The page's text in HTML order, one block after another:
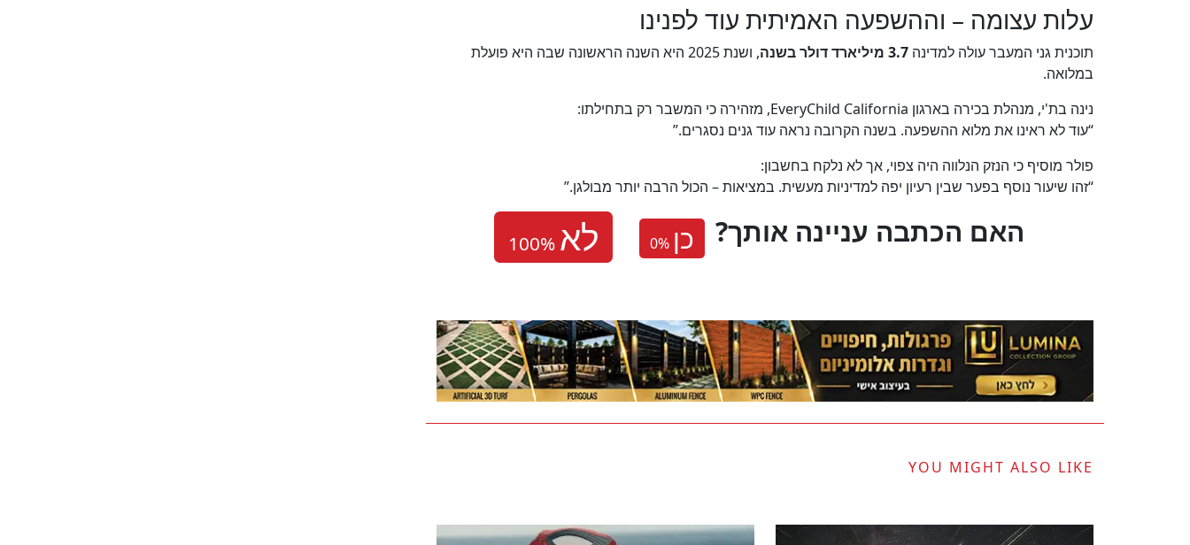
עלות עצומה – וההשפעה האמיתית עוד לפנינו
תוכנית גני המעבר עולה למדינה3.7 מיליארד דולר בשנה
, ושנת 2025 היא השנה הראשונה שבה היא פועלת
במלואה.
נינה בת'י, מנהלת בכירה בארגון EveryChild California, מזהירה כי המשבר רק בתחילתו:
“עוד לא ראינו את מלוא ההשפעה. בשנה הקרובה נראה עוד גנים נסגרים.”
פולר מוסיף כי הנזק הנלווה היה צפוי, אך לא נלקח בחשבון:
“זהו שיעור נוסף בפער שבין רעיון יפה למדיניות מעשית. במציאות – הכול הרבה יותר מבולגן.”
0% כן ?האם הכתבה עניינה אותך
YOU MIGHT ALSO LIKE